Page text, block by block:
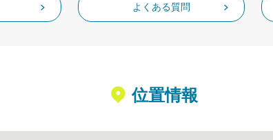
よくある質問
位置情報